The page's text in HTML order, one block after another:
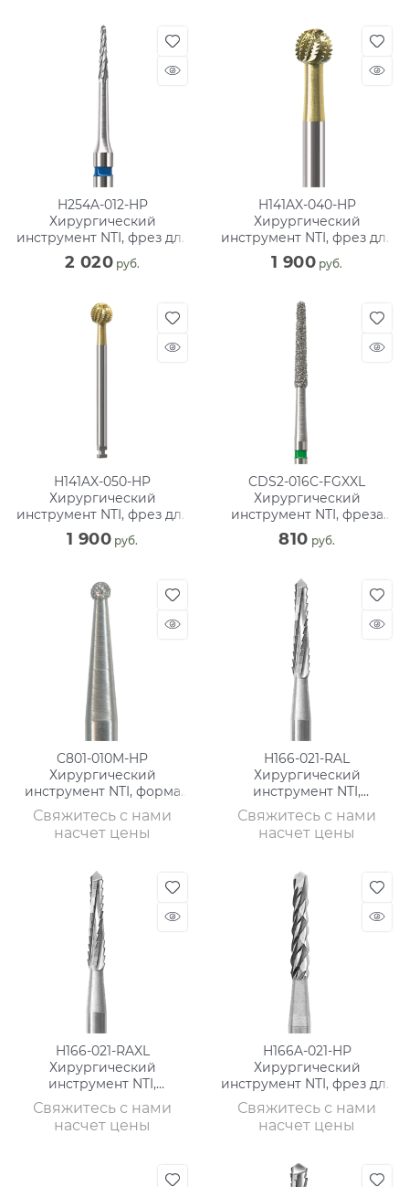
H254A-012-HP
Хирургический
инструмент NTI, фрез для
кости, хвостовик
2 020 руб.
H141AX-040-HP
Хирургический
инструмент NTI, фрез для
кости, ТВС, хвостовик для
прямого
1 900 руб.
H141AX-050-HP
Хирургический
инструмент NTI, фрез для
кости, ТВС, хвостовик для
прямого
1 900 руб.
CDS2-016C-FGXXL
Хирургический
инструмент NTI, фреза
для кости, грубое зерно
810 руб.
C801-010M-HP
Хирургический
инструмент NTI, форма
шаровидная, среднее
зерно, без кольца/синее
Свяжитесь с нами
насчет цены
H166-021-RAL
Хирургический
инструмент NTI,
хвостовик длинный, фрез
для кости
Свяжитесь с нами
насчет цены
H166-021-RAXL
Хирургический
инструмент NTI,
длинный, фрез для кости
Свяжитесь с нами
насчет цены
H166A-021-HP
Хирургический
инструмент NTI, фрез для
Свяжитесь с нами
насчет цены